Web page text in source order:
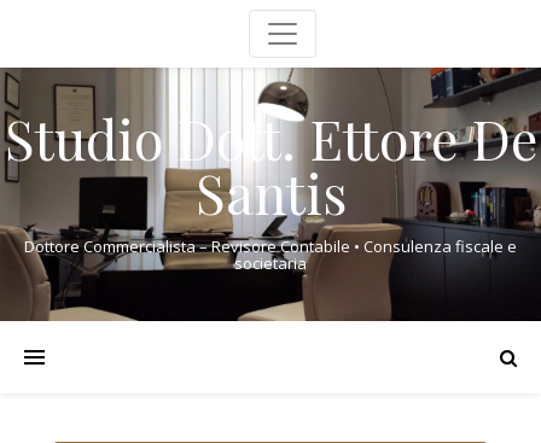
Studio Dott. Ettore De
Santis
Dottore Commercialista – Revisore Contabile • Consulenza fiscale e
societaria